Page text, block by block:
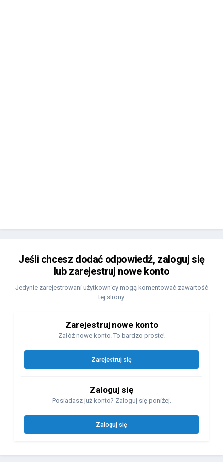
Jeśli chcesz dodać odpowiedź, zaloguj się
lub zarejestruj nowe konto
Jedynie zarejestrowani użytkownicy mogą komentować zawartość
tej strony.
Zarejestruj nowe konto
Załóż nowe konto. To bardzo proste!
Zarejestruj się
Zaloguj się
Posiadasz już konto? Zaloguj się poniżej.
Zaloguj się